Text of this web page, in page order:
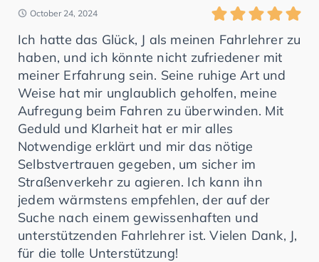
October 24, 2024
Ich hatte das Glück, J als meinen Fahrlehrer zu
haben, und ich könnte nicht zufriedener mit
meiner Erfahrung sein. Seine ruhige Art und
Weise hat mir unglaublich geholfen, meine
Aufregung beim Fahren zu überwinden. Mit
Geduld und Klarheit hat er mir alles
Notwendige erklärt und mir das nötige
Selbstvertrauen gegeben, um sicher im
Straßenverkehr zu agieren. Ich kann ihn
jedem wärmstens empfehlen, der auf der
Suche nach einem gewissenhaften und
unterstützenden Fahrlehrer ist. Vielen Dank, J,
für die tolle Unterstützung!